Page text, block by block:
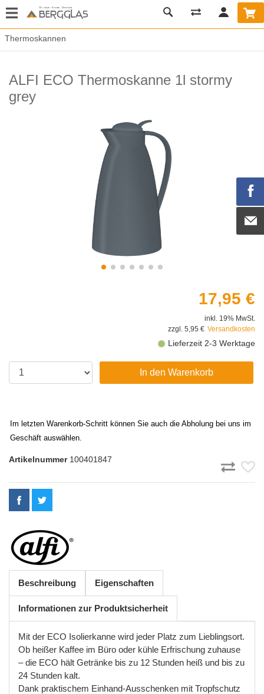
Thermoskannen
ALFI ECO Thermoskanne 1l stormy
grey
17,95 €
inkl. 19% MwSt.
zzgl. 5,95 € Versandkosten
Lieferzeit 2-3 Werktage
In den Warenkorb
Im letzten Warenkorb-Schritt können Sie auch die Abholung bei uns im
Geschäft auswählen.
Artikelnummer100401847
Beschreibung Eigenschaften
Informationen zur Produktsicherheit
Mit der ECO Isolierkanne wird jeder Platz zum Lieblingsort.
Ob heißer Kaffee im Büro oder kühle Erfrischung zuhause
– die ECO hält Getränke bis zu 12 Stunden heiß und bis zu
24 Stunden kalt.
Dank praktischem Einhand-Ausschenken mit Tropfschutz